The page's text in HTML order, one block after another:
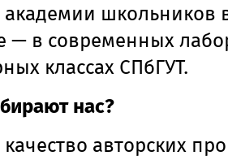
школьников
— в современных
классах СПбГУТ.
нас?
авторских